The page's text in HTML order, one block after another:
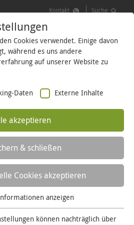
Kontakt
Kontakt Suche
LOGIN
im Main-
Kreis – das
Cookies verwendet. Einige davon
während es uns andere
auf unserer Website zu
Daten Externe Inhalte
akzeptieren
& schließen
Cookies akzeptieren
für grundlegende Funktionen
anzeigen
können nachträglich über